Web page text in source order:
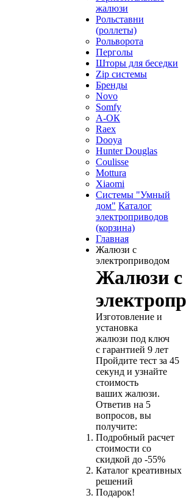
жалюзи
Рольставни
(роллеты)
Рольворота
Перголы
Шторы для беседки
Zip системы
Бренды
Novo
Somfy
А-ОК
Raex
Dooya
Hunter Douglas
Coulisse
Mottura
Xiaomi
Системы "Умный
дом" Каталог
электроприводов
(корзина)
Главная
Жалюзи с
электроприводом
Жалюзи с
Изготовление и
установка
жалюзи под ключ
с гарантией 9 лет
Пройдите тест за 45
секунд и узнайте
стоимость
ваших жалюзи.
Ответив на 5
вопросов, вы
получите:
Подробный расчет
стоимости со
скидкой до -55%
Каталог креативных
решений
Подарок!